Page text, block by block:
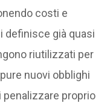
costi e
definisce già quasi
riutilizzati per
nuovi obblighi
penalizzare proprio